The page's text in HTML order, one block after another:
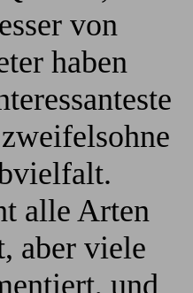
von
haben
alle Arten
aber viele
und